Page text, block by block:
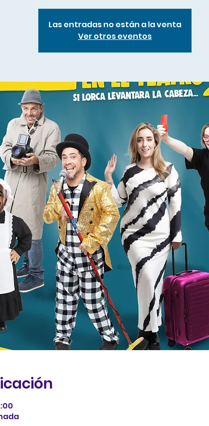
Las entradas no están a la venta
Ver otros eventos